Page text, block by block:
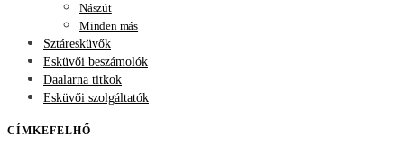
Nászút
Minden más
Sztáresküvők
Esküvői beszámolók
Daalarna titkok
Esküvői szolgáltatók
CÍMKEFELHŐ